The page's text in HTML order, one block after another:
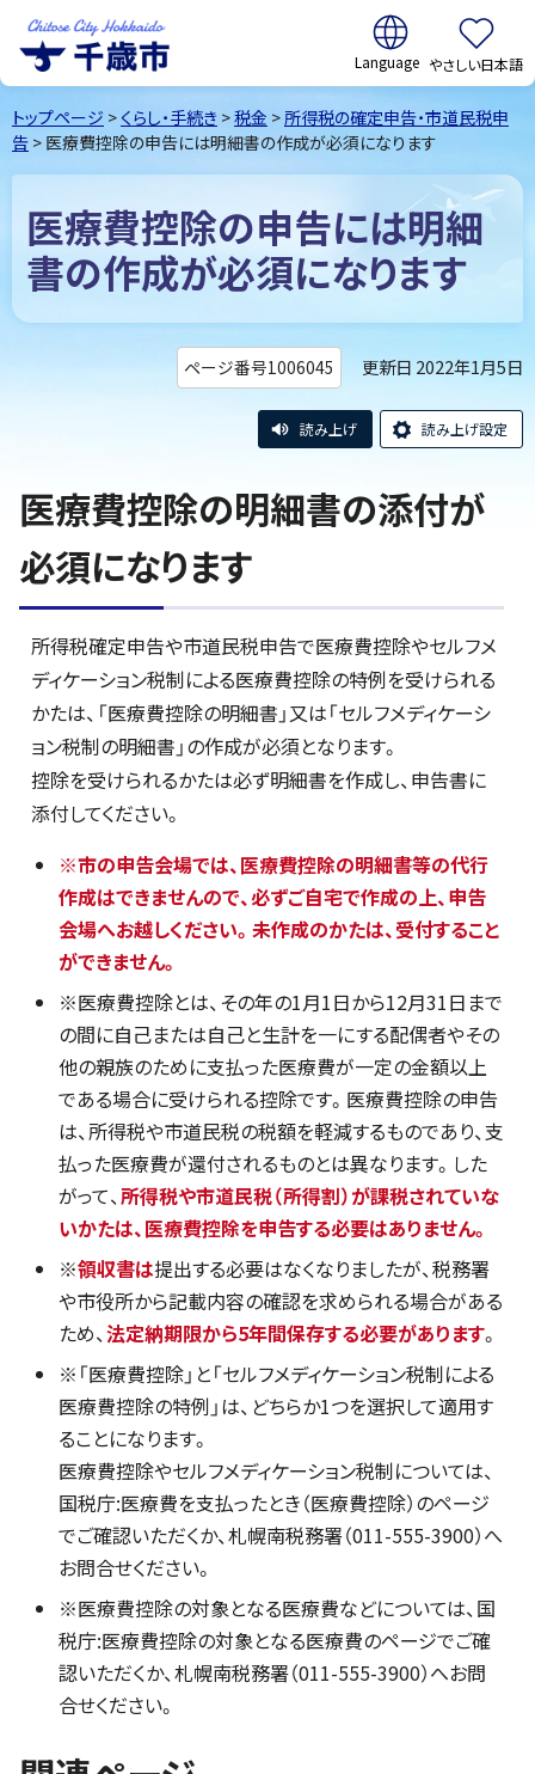
千歳市Chitose
City Hokkaido
翻訳:
やさしい日本語
トップページ > くらし・手続き >税金 >所得税の確定申告・市道民税申
告 > 医療費控除の申告には明細書の作成が必須になります
医療費控除の申告には明細
書の作成が必須になります
ページ番号1006045 更新日 2022年1月5日
読み上げ 読み上げ設定
医療費控除の明細書の添付が
必須になります
所得税確定申告や市道民税申告で医療費控除やセルフメ
ディケーション税制による医療費控除の特例を受けられる
かたは、「医療費控除の明細書」又は「セルフメディケーシ
ョン税制の明細書」の作成が必須となります。
控除を受けられるかたは必ず明細書を作成し、申告書に
添付してください。
※市の申告会場では、医療費控除の明細書等の代行
作成はできませんので、必ずご自宅で作成の上、申告
会場へお越しください。未作成のかたは、受付すること
ができません。
※医療費控除とは、その年の1月1日から12月31日まで
の間に自己または自己と生計を一にする配偶者やその
他の親族のために支払った医療費が一定の金額以上
である場合に受けられる控除です。医療費控除の申告
は、所得税や市道民税の税額を軽減するものであり、支
払った医療費が還付されるものとは異なります。した
がって、所得税や市道民税（所得割）が課税されていな
いかたは、医療費控除を申告する必要はありません。
※領収書は提出する必要はなくなりましたが、税務署
や市役所から記載内容の確認を求められる場合がある
ため、法定納期限から5年間保存する必要があります。
※「医療費控除」と「セルフメディケーション税制による
医療費控除の特例」は、どちらか1つを選択して適用す
ることになります。
医療費控除やセルフメディケーション税制については、
国税庁:医療費を支払ったとき（医療費控除）のページ
でご確認いただくか、札幌南税務署（011-555-3900）へ
お問合せください。
※医療費控除の対象となる医療費などについては、国
税庁:医療費控除の対象となる医療費のページでご確
認いただくか、札幌南税務署（011-555-3900）へお問
合せください。